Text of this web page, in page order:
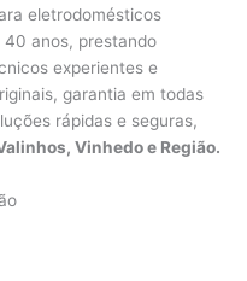
eletrodomésticos
40 anos, prestando
experientes e
garantia em todas
rápidas e seguras,
Vinhedo e Região.